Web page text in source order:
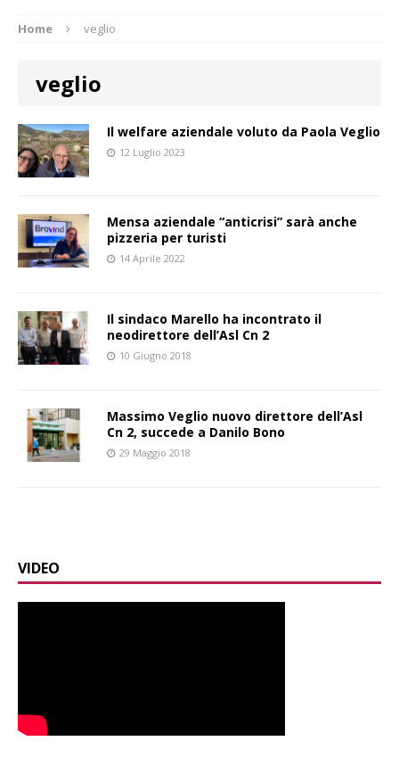
Home veglio
veglio
Il welfare aziendale voluto da Paola Veglio
12 Luglio 2023
Mensa aziendale “anticrisi” sarà anche
pizzeria per turisti
14 Aprile 2022
Il sindaco Marello ha incontrato il
neodirettore dell’Asl Cn 2
10 Giugno 2018
Massimo Veglio nuovo direttore dell’Asl
Cn 2, succede a Danilo Bono
29 Maggio 2018
VIDEO